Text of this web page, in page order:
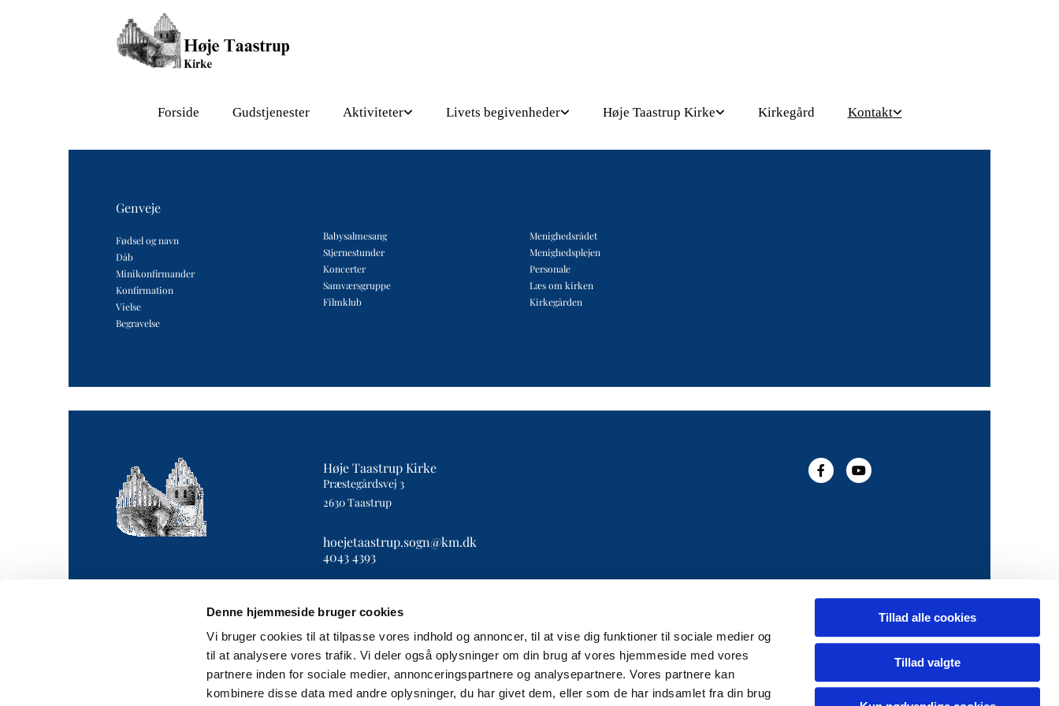
Denne hjemmeside bruger cookies
Vi bruger cookies til at tilpasse vores indhold og annoncer, til at vise dig funktioner til sociale medier og
til at analysere vores trafik. Vi deler også oplysninger om din brug af vores hjemmeside med vores
partnere inden for sociale medier, annonceringspartnere og analysepartnere. Vores partnere kan
kombinere disse data med andre oplysninger, du har givet dem, eller som de har indsamlet fra din brug
Tillad alle cookies
Tillad valgte
Forside Gudstjenester Aktiviteter Livets begivenheder Høje Taastrup Kirke Kirkegård Kontakt
Genveje
Fødsel og navn
Dåb
Minikonfirmander
Konfirmation
Vielse
Begravelse
Babysalmesang
Stjernestunder
Koncerter
Samværsgruppe
Filmklub
Menighedsrådet
Menighedsplejen
Personale
Læs om kirken
Kirkegården
Høje Taastrup Kirke
Præstegårdsvej 3
2630 Taastrup
hoejetaastrup.sogn@km.dk
4043 4393
Privatlivspolitik Log på ChurchDesk